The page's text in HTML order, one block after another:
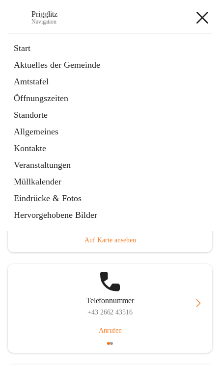
Prigglitz
Navigation
Start
Aktuelles der Gemeinde
Amtstafel
Öffnungszeiten
Standorte
Allgemeines
Kontakte
Veranstaltungen
Müllkalender
Eindrücke & Fotos
Hervorgehobene Bilder
Externe Webseite
in
Tab
Gemeindezeitung
Ordner
öffnet
in
neuem
Tab
Hauptadresse
Auf Karte ansehen
Telefonnummer
+43 2662 43516
Anrufen